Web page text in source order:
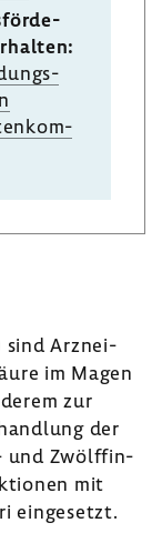
sind Arznei­
im Magen
zur
der
und Zwölf­fin­
mit
einge­setzt.